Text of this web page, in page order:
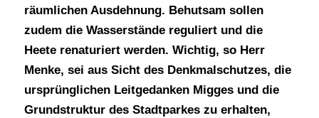
räumlichen Ausdehnung. Behutsam sollen
zudem die Wasserstände reguliert und die
Heete renaturiert werden. Wichtig, so Herr
Menke, sei aus Sicht des Denkmalschutzes, die
ursprünglichen Leitgedanken Migges und die
Grundstruktur des Stadtparkes zu erhalten,